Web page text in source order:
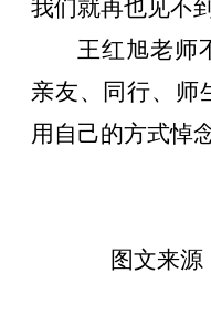
我们就再也见不
王红旭老师
亲友、同行、师
用自己的方式悼
图文来源